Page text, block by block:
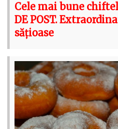
Cele mai bune
DE POST.
sățioase